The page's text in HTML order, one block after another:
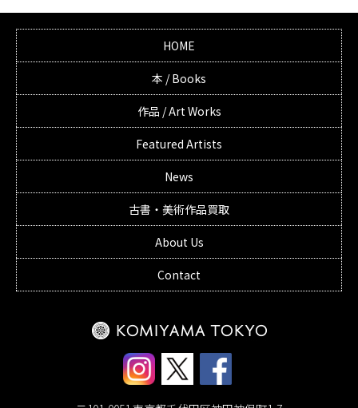
HOME
本 / Books
作品 / Art Works
Featured Artists
News
古書・美術作品買取
About Us
Contact